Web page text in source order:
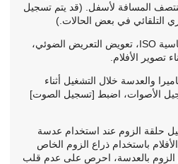
المسافة لأسفل. (قد يتم تسجيل
التلقائي في بعض الحالات.)
يمكنك تغيير إعدادات حساسية ISO، تعويض التعريض الضوئي،
تصوير الأفلام.
والعدسة خلال التشغيل أثناء
الأصوات، اضبط [تسجيل الصوت]
حلقة الزوم عند استخدام عدسة
باستخدام ذراع الزوم الخاص
الزوم بالعدسة، احرص على عدم قلب